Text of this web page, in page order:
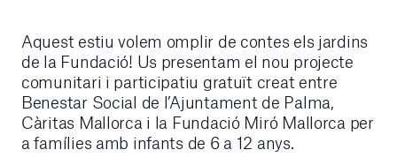
Aquest estiu volem omplir de contes els jardins
de la Fundació! Us presentam el nou projecte
comunitari i participatiu gratuït creat entre
Benestar Social de l’Ajuntament de Palma,
Càritas Mallorca i la Fundació Miró Mallorca per
a famílies amb infants de 6 a 12 anys.